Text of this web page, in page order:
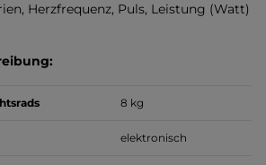
Herzfrequenz, Puls, Leistung (Watt)
8 kg
elektronisch